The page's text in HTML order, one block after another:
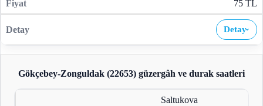
75 TL
Detay›
Gökçebey-Zonguldak (22653) güzergâh ve durak saatleri
Saltukova